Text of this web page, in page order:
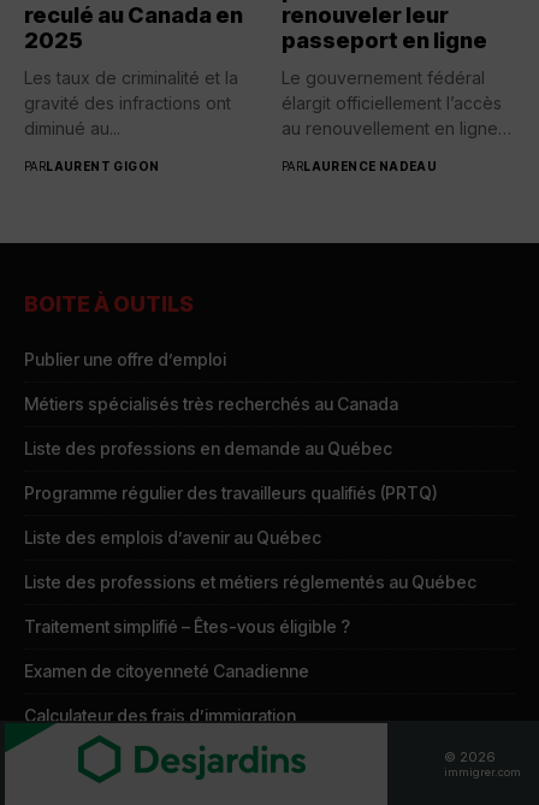
reculé au Canada en
2025
Les taux de criminalité et la
gravité des infractions ont
diminué au...
PARLAURENT GIGON
renouveler leur
passeport en ligne
Le gouvernement fédéral
élargit officiellement l’accès
au renouvellement en ligne
PARLAURENCE NADEAU
BOITE À OUTILS
Publier une offre d’emploi
Métiers spécialisés très recherchés au Canada
Liste des professions en demande au Québec
Programme régulier des travailleurs qualifiés (PRTQ)
Liste des emplois d’avenir au Québec
Liste des professions et métiers réglementés au Québec
Traitement simplifié – Êtes-vous éligible ?
Examen de citoyenneté Canadienne
Calculateur des frais d’immigration
IMMIGRER.COM
© 2026
immigrer.com